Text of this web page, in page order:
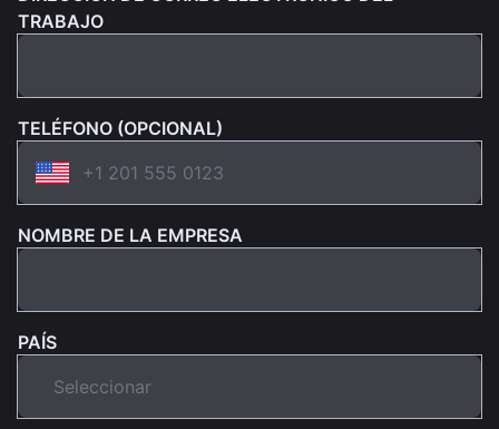
TRABAJO
TELÉFONO (OPCIONAL)
NOMBRE DE LA EMPRESA
PAÍS